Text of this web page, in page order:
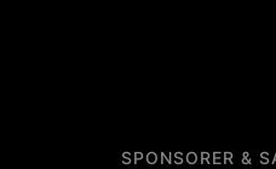
SPONSORER &